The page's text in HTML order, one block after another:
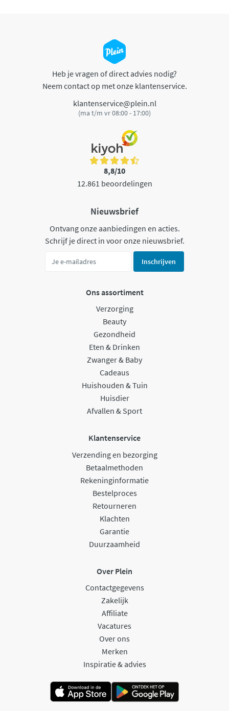
Heb je vragen of direct advies nodig?
Neem contact op met onze klantenservice.
klantenservice@plein.nl
(ma t/m vr 08:00 - 17:00)
8,8/10
12.861 beoordelingen
Nieuwsbrief
Ontvang onze aanbiedingen en acties.
Schrijf je direct in voor onze nieuwsbrief.
Inschrijven
Ons assortiment
Verzorging
Beauty
Gezondheid
Eten & Drinken
Zwanger & Baby
Cadeaus
Huishouden & Tuin
Huisdier
Afvallen & Sport
Klantenservice
Verzending en bezorging
Betaalmethoden
Rekeninginformatie
Bestelproces
Retourneren
Klachten
Garantie
Duurzaamheid
Over Plein
Contactgegevens
Zakelijk
Affiliate
Vacatures
Over ons
Merken
Inspiratie & advies